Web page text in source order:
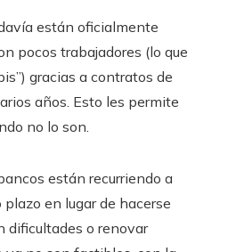
están oficialmente
pocos trabajadores (lo que
gracias a contratos de
años. Esto les permite
no lo son.
están recurriendo a
en lugar de hacerse
dificultades o renovar